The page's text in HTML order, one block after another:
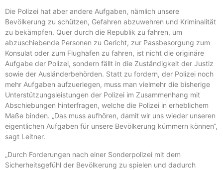
Die Polizei hat aber andere Aufgaben, nämlich unsere
Bevölkerung zu schützen, Gefahren abzuwehren und Kriminalität
zu bekämpfen. Quer durch die Republik zu fahren, um
abzuschiebende Personen zu Gericht, zur Passbesorgung zum
Konsulat oder zum Flughafen zu fahren, ist nicht die originäre
Aufgabe der Polizei, sondern fällt in die Zuständigkeit der Justiz
sowie der Ausländerbehörden. Statt zu fordern, der Polizei noch
mehr Aufgaben aufzuerlegen, muss man vielmehr die bisherige
Unterstützungsleistungen der Polizei im Zusammenhang mit
Abschiebungen hinterfragen, welche die Polizei in erheblichem
Maße binden. „Das muss aufhören, damit wir uns wieder unseren
eigentlichen Aufgaben für unsere Bevölkerung kümmern können“,
sagt Leitner.
„Durch Forderungen nach einer Sonderpolizei mit dem
Sicherheitsgefühl der Bevölkerung zu spielen und dadurch